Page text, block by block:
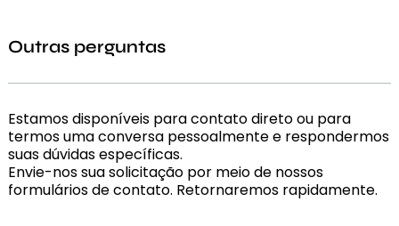
Outras perguntas
Estamos disponíveis para contato direto ou para
termos uma conversa pessoalmente e respondermos
suas dúvidas específicas.
Envie-nos sua solicitação por meio de nossos
formulários de contato. Retornaremos rapidamente.